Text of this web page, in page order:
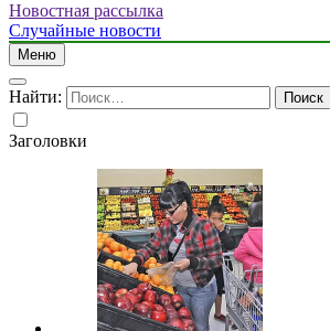
Новостная рассылка
Случайные новости
Меню
Найти:
Заголовки